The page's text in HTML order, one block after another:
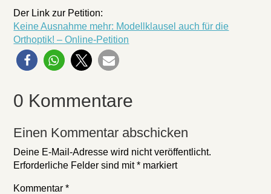
Der Link zur Petition:
Keine Ausnahme mehr: Modellklausel auch für die
Orthoptik! – Online-Petition
0 Kommentare
Einen Kommentar abschicken
Deine E-Mail-Adresse wird nicht veröffentlicht.
Erforderliche Felder sind mit* markiert
Kommentar*